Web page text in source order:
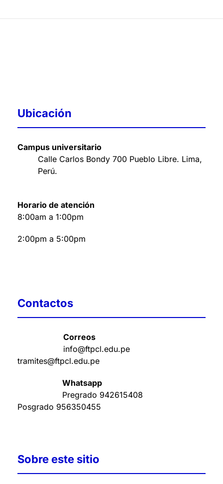
Ubicación
Campus universitario
Calle Carlos Bondy 700 Pueblo Libre. Lima,
Perú.
Horario de atención
8:00am a 1:00pm
2:00pm a 5:00pm
Contactos
Correos
info@ftpcl.edu.pe
tramites@ftpcl.edu.pe
Whatsapp
Pregrado 942615408
Posgrado 956350455
Sobre este sitio